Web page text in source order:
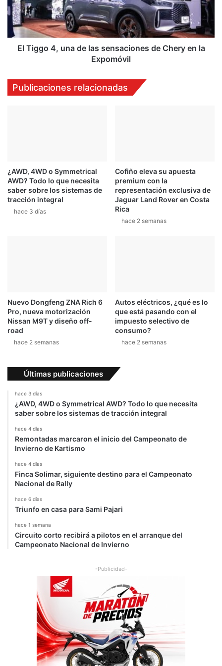
las
sensaciones
de
Chery
El Tiggo 4, una de las sensaciones de Chery en la
Expomóvil
Publicaciones relacionadas
¿AWD, 4WD o Symmetrical
AWD? Todo lo que necesita
saber sobre los sistemas de
tracción integral
hace 3 días
Cofiño eleva su apuesta
premium con la
representación exclusiva de
Jaguar Land Rover en Costa
Rica
hace 2 semanas
Nuevo Dongfeng ZNA Rich 6
Pro, nueva motorización
Nissan M9T y diseño off-
road
hace 2 semanas
Autos eléctricos, ¿qué es lo
que está pasando con el
impuesto selectivo de
consumo?
hace 2 semanas
Últimas publicaciones
hace 3 días
¿AWD, 4WD o Symmetrical AWD? Todo lo que necesita
saber sobre los sistemas de tracción integral
hace 4 días
Remontadas marcaron el inicio del Campeonato de
Invierno de Kartismo
hace 4 días
Finca Solimar, siguiente destino para el Campeonato
Nacional de Rally
hace 6 días
Triunfo en casa para Sami Pajari
hace 1 semana
Circuito corto recibirá a pilotos en el arranque del
Campeonato Nacional de Invierno
-Publicidad-